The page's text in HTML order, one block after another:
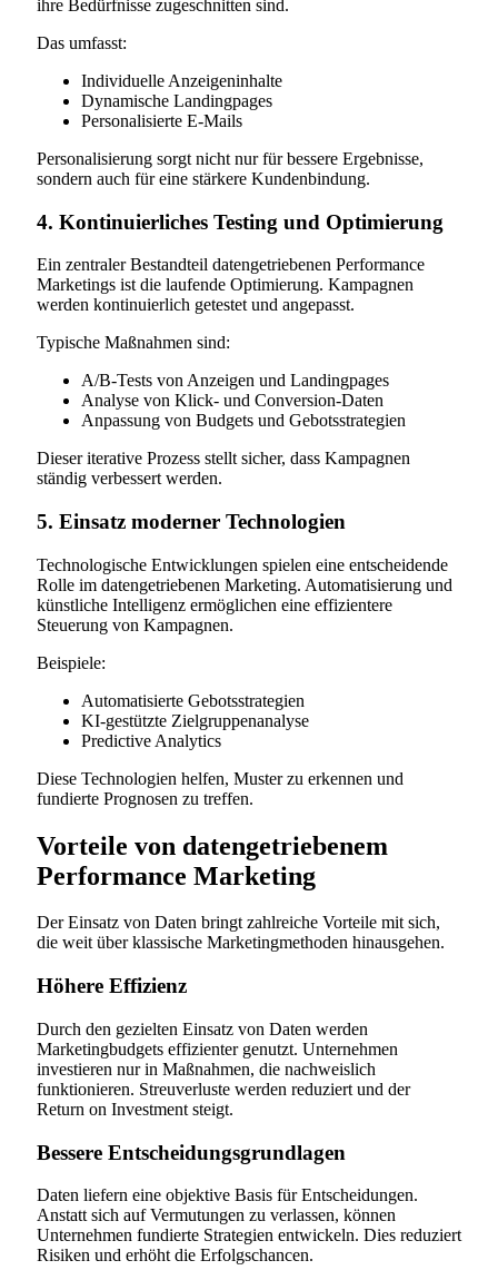
ihre Bedürfnisse zugeschnitten sind.
Das umfasst:
Individuelle Anzeigeninhalte
Dynamische Landingpages
Personalisierte E-Mails
Personalisierung sorgt nicht nur für bessere Ergebnisse,
sondern auch für eine stärkere Kundenbindung.
4. Kontinuierliches Testing und Optimierung
Ein zentraler Bestandteil datengetriebenen Performance
Marketings ist die laufende Optimierung. Kampagnen
werden kontinuierlich getestet und angepasst.
Typische Maßnahmen sind:
A/B-Tests von Anzeigen und Landingpages
Analyse von Klick- und Conversion-Daten
Anpassung von Budgets und Gebotsstrategien
Dieser iterative Prozess stellt sicher, dass Kampagnen
ständig verbessert werden.
5. Einsatz moderner Technologien
Technologische Entwicklungen spielen eine entscheidende
Rolle im datengetriebenen Marketing. Automatisierung und
künstliche Intelligenz ermöglichen eine effizientere
Steuerung von Kampagnen.
Beispiele:
Automatisierte Gebotsstrategien
KI-gestützte Zielgruppenanalyse
Predictive Analytics
Diese Technologien helfen, Muster zu erkennen und
fundierte Prognosen zu treffen.
Vorteile von datengetriebenem
Performance Marketing
Der Einsatz von Daten bringt zahlreiche Vorteile mit sich,
die weit über klassische Marketingmethoden hinausgehen.
Höhere Effizienz
Durch den gezielten Einsatz von Daten werden
Marketingbudgets effizienter genutzt. Unternehmen
investieren nur in Maßnahmen, die nachweislich
funktionieren. Streuverluste werden reduziert und der
Return on Investment steigt.
Bessere Entscheidungsgrundlagen
Daten liefern eine objektive Basis für Entscheidungen.
Anstatt sich auf Vermutungen zu verlassen, können
Unternehmen fundierte Strategien entwickeln. Dies reduziert
Risiken und erhöht die Erfolgschancen.